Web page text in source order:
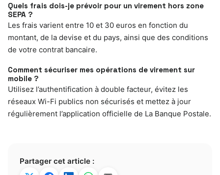
Quels frais dois-je prévoir pour un virement hors zone
SEPA ?
Les frais varient entre 10 et 30 euros en fonction du
montant, de la devise et du pays, ainsi que des conditions
de votre contrat bancaire.
Comment sécuriser mes opérations de virement sur
mobile ?
Utilisez l’authentification à double facteur, évitez les
réseaux Wi-Fi publics non sécurisés et mettez à jour
régulièrement l’application officielle de La Banque Postale.
Partager cet article :